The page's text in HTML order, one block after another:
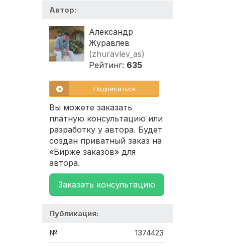
Автор:
Александр
Журавлев
(zhuravlev_as)
Рейтинг: 635
Подписаться
Вы можете заказать
платную консультацию или
разработку у автора. Будет
создан приватный заказ на
«Бирже заказов» для
автора.
Заказать консультацию
Публикация:
№ 1374423